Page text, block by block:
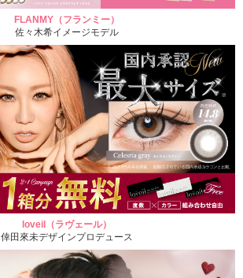
FLANMY（フランミー）
佐々木希イメージモデル
loveil（ラヴェール）
倖田來未デザインプロデュース